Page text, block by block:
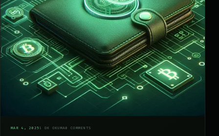
MAR 4, 2025 1 DK OKUMA0 COMMENTS